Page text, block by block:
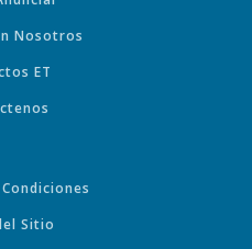
Nosotros
ET
Sitio